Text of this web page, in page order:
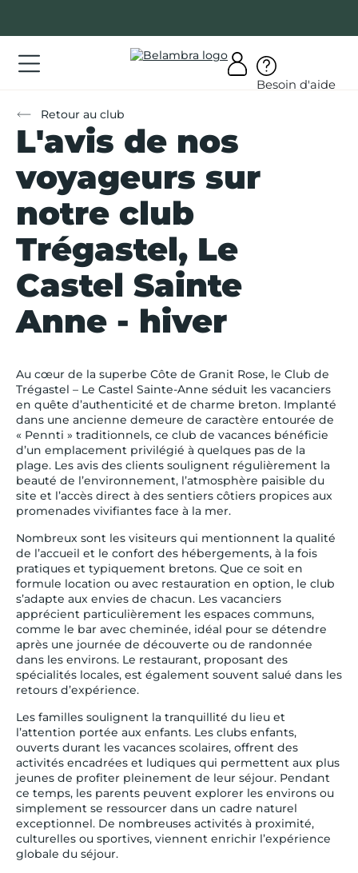
contenu
Besoin d'aide
Retour au club
L'avis de nos
voyageurs sur
notre club
Trégastel, Le
Castel Sainte
Anne - hiver
Au cœur de la superbe Côte de Granit Rose, le Club de
Trégastel – Le Castel Sainte-Anne séduit les vacanciers
en quête d’authenticité et de charme breton. Implanté
dans une ancienne demeure de caractère entourée de
« Pennti » traditionnels, ce club de vacances bénéficie
d’un emplacement privilégié à quelques pas de la
plage. Les avis des clients soulignent régulièrement la
beauté de l’environnement, l’atmosphère paisible du
site et l’accès direct à des sentiers côtiers propices aux
promenades vivifiantes face à la mer.
Nombreux sont les visiteurs qui mentionnent la qualité
de l’accueil et le confort des hébergements, à la fois
pratiques et typiquement bretons. Que ce soit en
formule location ou avec restauration en option, le club
s’adapte aux envies de chacun. Les vacanciers
apprécient particulièrement les espaces communs,
comme le bar avec cheminée, idéal pour se détendre
après une journée de découverte ou de randonnée
dans les environs. Le restaurant, proposant des
spécialités locales, est également souvent salué dans les
retours d’expérience.
Les familles soulignent la tranquillité du lieu et
l’attention portée aux enfants. Les clubs enfants,
ouverts durant les vacances scolaires, offrent des
activités encadrées et ludiques qui permettent aux plus
jeunes de profiter pleinement de leur séjour. Pendant
ce temps, les parents peuvent explorer les environs ou
simplement se ressourcer dans un cadre naturel
exceptionnel. De nombreuses activités à proximité,
culturelles ou sportives, viennent enrichir l’expérience
globale du séjour.